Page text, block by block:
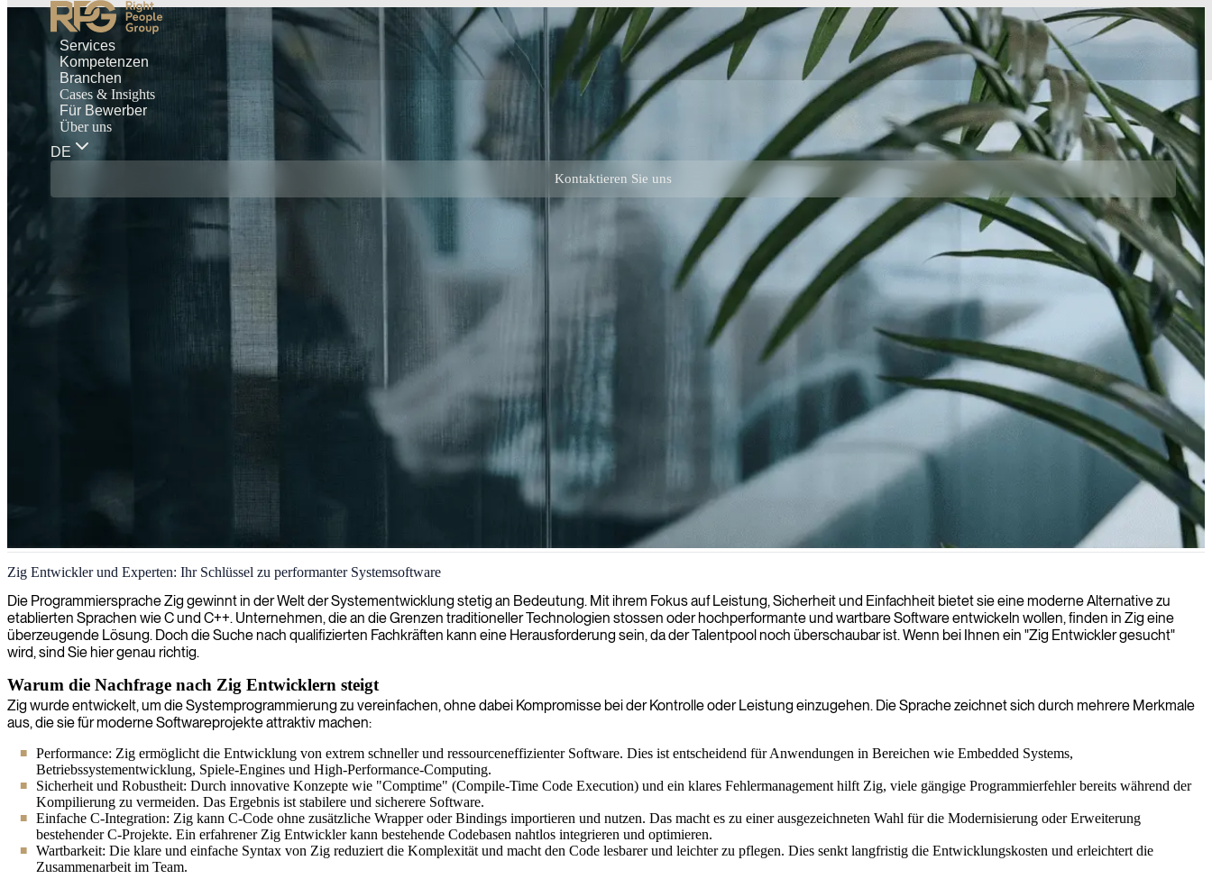
Services
Kompetenzen
Branchen
Cases & Insights
Für Bewerber
Über uns
DE
Kontaktieren Sie uns
Zig-Softwareentwicklung
Wir setzen Zig-Entwicklungsexpertise ein, um leistungsstarke, speichersichere Anwendungen zu entwickeln, die außergewöhnliche Zuverlässigkeit und Effizienz für Ihre Geschäftsanforderungen bieten.
Zig Entwickler und Experten: Ihr Schlüssel zu performanter Systemsoftware
Die Programmiersprache Zig gewinnt in der Welt der Systementwicklung stetig an Bedeutung. Mit ihrem Fokus auf Leistung, Sicherheit und Einfachheit bietet sie eine moderne Alternative zu
etablierten Sprachen wie C und C++. Unternehmen, die an die Grenzen traditioneller Technologien stossen oder hochperformante und wartbare Software entwickeln wollen, finden in Zig eine
überzeugende Lösung. Doch die Suche nach qualifizierten Fachkräften kann eine Herausforderung sein, da der Talentpool noch überschaubar ist. Wenn bei Ihnen ein "Zig Entwickler gesucht"
wird, sind Sie hier genau richtig.
Warum die Nachfrage nach Zig Entwicklern steigt
Zig wurde entwickelt, um die Systemprogrammierung zu vereinfachen, ohne dabei Kompromisse bei der Kontrolle oder Leistung einzugehen. Die Sprache zeichnet sich durch mehrere Merkmale
aus, die sie für moderne Softwareprojekte attraktiv machen:
Performance: Zig ermöglicht die Entwicklung von extrem schneller und ressourceneffizienter Software. Dies ist entscheidend für Anwendungen in Bereichen wie Embedded Systems,
Betriebssystementwicklung, Spiele-Engines und High-Performance-Computing.
Sicherheit und Robustheit: Durch innovative Konzepte wie "Comptime" (Compile-Time Code Execution) und ein klares Fehlermanagement hilft Zig, viele gängige Programmierfehler bereits während der
Kompilierung zu vermeiden. Das Ergebnis ist stabilere und sicherere Software.
Einfache C-Integration: Zig kann C-Code ohne zusätzliche Wrapper oder Bindings importieren und nutzen. Das macht es zu einer ausgezeichneten Wahl für die Modernisierung oder Erweiterung
bestehender C-Projekte. Ein erfahrener Zig Entwickler kann bestehende Codebasen nahtlos integrieren und optimieren.
Wartbarkeit: Die klare und einfache Syntax von Zig reduziert die Komplexität und macht den Code lesbarer und leichter zu pflegen. Dies senkt langfristig die Entwicklungskosten und erleichtert die
Zusammenarbeit im Team.